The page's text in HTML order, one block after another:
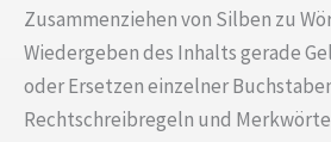
Zusammenziehen von Silben zu
Wiedergeben des Inhalts gerade
oder Ersetzen einzelner
Rechtschreibregeln und